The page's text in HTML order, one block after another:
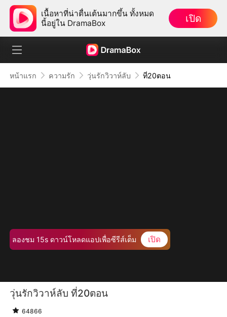
เนื้อหาที่น่าตื่นเต้นมากขึ้น ทั้งหมด
นี้อยู่ใน DramaBox
เปิด
หน้าแรก ความรัก วุ่นรักวิวาห์ลับ ที่20ตอน
ลองชม 15s ดาวน์โหลดแอปเพื่อซีรีส์เต็ม เปิด
วุ่นรักวิวาห์ลับ ที่20ตอน
64866